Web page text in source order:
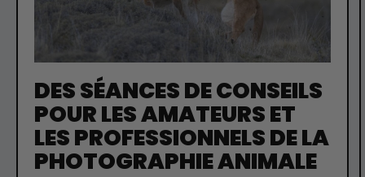
DES SÉANCES DE CONSEILS
POUR LES AMATEURS ET
LES PROFESSIONNELS DE LA
PHOTOGRAPHIE ANIMALE